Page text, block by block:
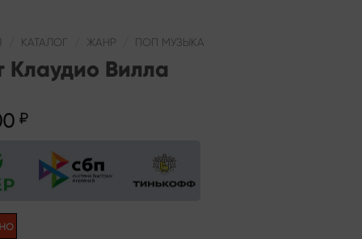
КАТАЛОГ ЖАНР ПОП МУЗЫКА
Клаудио Вилла
₽